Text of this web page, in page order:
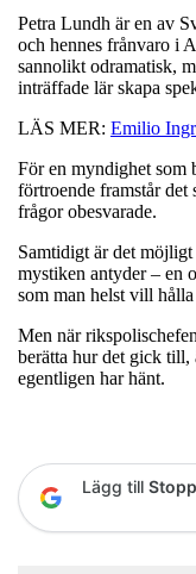
Petra Lundh är en av
och hennes frånvaro i
sannolikt odramatisk,
inträffade lär skapa
LÄS MER: Emilio
För en myndighet som
förtroende framstår det
frågor obesvarade.
Samtidigt är det
mystiken antyder – en
som man helst vill
Men när
berätta hur det gick till,
egentligen har hänt.
Lägg till